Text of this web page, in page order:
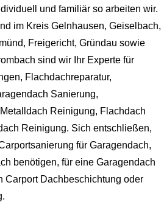
und familiär so arbeiten wir.
im Kreis Gelnhausen, Geiselbach,
Freigericht, Gründau sowie
sind wir Ihr Experte für
Flachdachreparatur,
Sanierung,
Reinigung, Flachdach
Reinigung. Sich entschließen,
für Garagendach,
benötigen, für eine Garagendach
Carport Dachbeschichtung oder